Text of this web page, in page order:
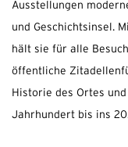
Ausstellungen
und Geschichtsinsel.
hält sie für alle
öffentliche
Historie des Ortes
Jahrhundert bis ins